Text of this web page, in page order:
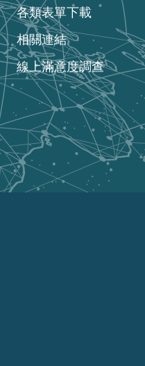
各類表單下載
相關連結
線上滿意度調查